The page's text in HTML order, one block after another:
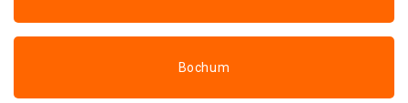
Bochum